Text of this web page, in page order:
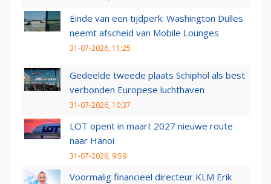
Einde van een tijdperk: Washington Dulles
neemt afscheid van Mobile Lounges
31-07-2026, 11:25
Gedeelde tweede plaats Schiphol als best
verbonden Europese luchthaven
31-07-2026, 10:37
LOT opent in maart 2027 nieuwe route
naar Hanoi
31-07-2026, 9:59
Voormalig financieel directeur KLM Erik